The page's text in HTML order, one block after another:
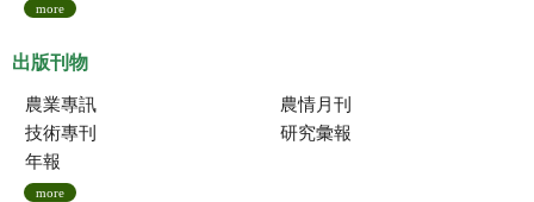
more
出版刊物
農業專訊
農情月刊
技術專刊
研究彙報
年報
more